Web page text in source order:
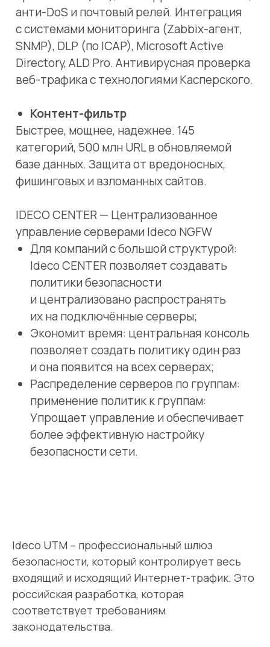
IDECO CENTER — Централизованное
управление серверами Ideco NGFW
Для компаний с большой структурой:
Ideco CENTER позволяет создавать
политики безопасности
и централизовано распространять
Экономит время: центральная консоль
позволяет создать политику один раз
и она появится на всех серверах;
Распределение серверов по группам:
применение политик к группам:
безопасности сети.
Ideco UTM – профессиональный шлюз
безопасности, который контролирует весь
входящий и исходящий Интернет-трафик. Это
российская разработка, которая
соответствует требованиям
законодательства.